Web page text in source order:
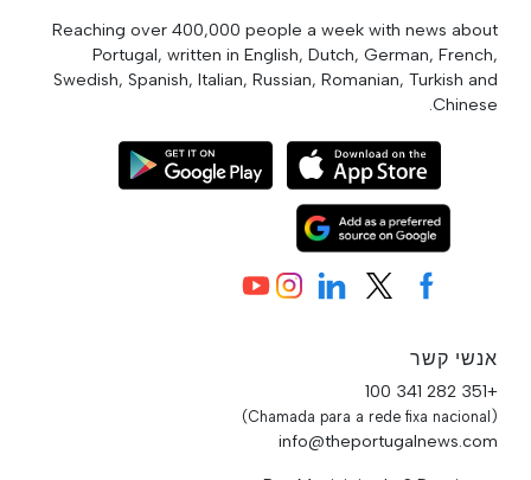
Reaching over 400,000 people a week with news about
Portugal, written in English, Dutch, German, French,
Swedish, Spanish, Italian, Russian, Romanian, Turkish and
Chinese.
אנשי קשר
+351 282 341 100
(Chamada para a rede fixa nacional)
info@theportugalnews.com